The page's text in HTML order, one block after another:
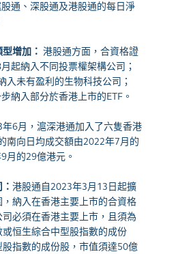
通、深股通及港股通的每日淨
增加： 港股通方面，合資格證
起納入不同投票權架構公司；
入未有盈利的生物科技公司；
納入部分於香港上市的ETF。
年6月，滬深港通加入了六隻香港
南向日均成交額由2022年7月的
月的29億港元。
港股通自2023年3月13日起擴
納入在香港主要上市的合資格
必須在香港主要上市，且須為
恒生綜合中型股指數的成份
指數的成份股，市值須達50億